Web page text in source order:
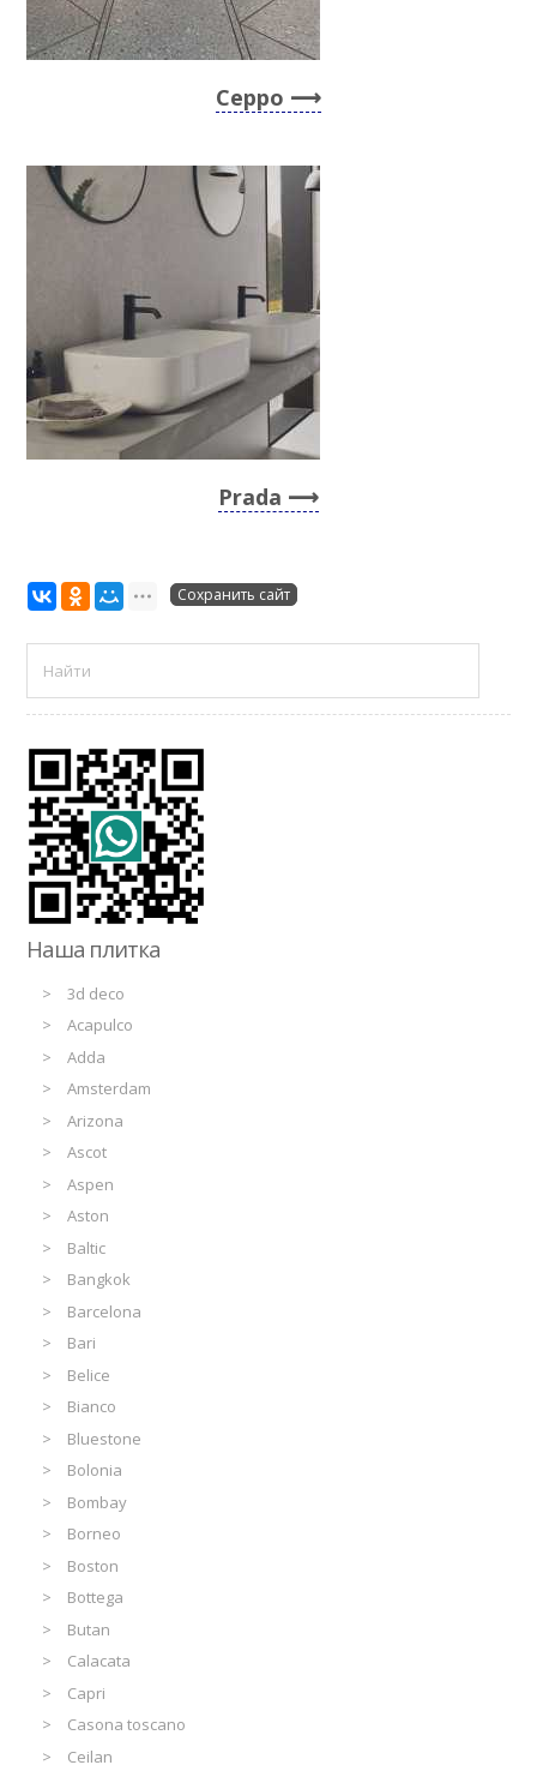
Ceppo
Prada
Сохранить сайт
Наша плитка
3d deco
Acapulco
Adda
Amsterdam
Arizona
Ascot
Aspen
Aston
Baltic
Bangkok
Barcelona
Bari
Belice
Bianco
Bluestone
Bolonia
Bombay
Borneo
Boston
Bottega
Butan
Calacata
Capri
Casona toscano
Ceilan